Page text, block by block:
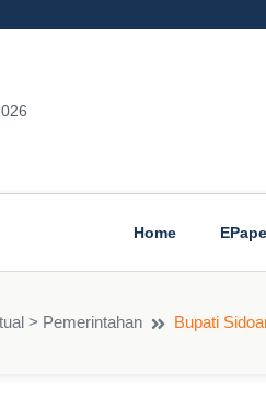
Home
> Pemerintahan Bupati